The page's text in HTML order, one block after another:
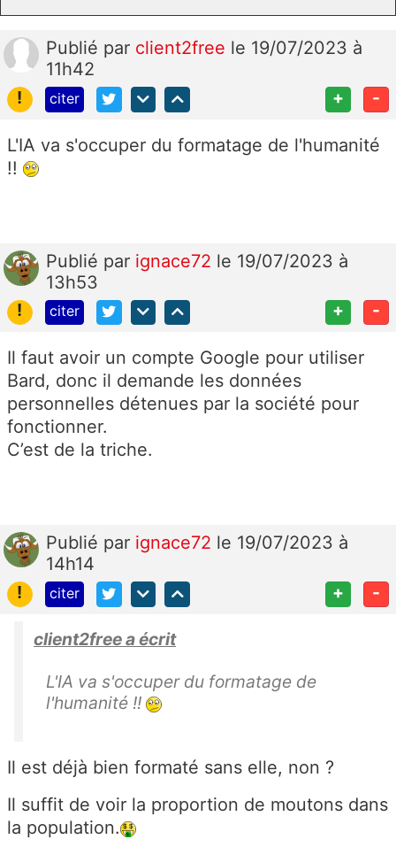
Publié par client2free le 19/07/2023 à
11h42
!
citer + -
L'IA va s'occuper du formatage de l'humanité
!!
Publié par ignace72 le 19/07/2023 à
13h53
!
citer + -
Il faut avoir un compte Google pour utiliser
Bard, donc il demande les données
personnelles détenues par la société pour
fonctionner.
C’est de la triche.
Publié par ignace72 le 19/07/2023 à
14h14
!
citer + -
client2free a écrit
L'IA va s'occuper du formatage de
l'humanité !!
Il est déjà bien formaté sans elle, non ?
Il suffit de voir la proportion de moutons dans
la population.